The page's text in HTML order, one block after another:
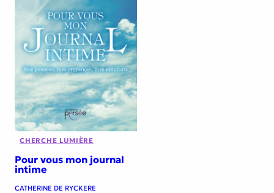
CHERCHE LUMIÈRE
Pour vous mon journal
intime
CATHERINE DE RYCKERE